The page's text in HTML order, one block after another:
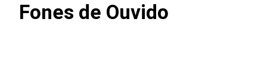
Fones de Ouvido